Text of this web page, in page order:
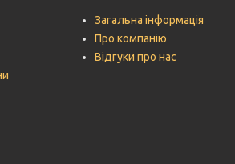
Загальна інформація
Про компанію
Відгуки про нас